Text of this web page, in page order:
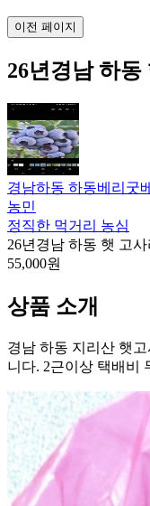
이전 페이지
26년경남 하동
경남하동 하동베리굿
농민
정직한 먹거리 농심
26년경남 하동 햇 고사
55,000원
상품 소개
경남 하동 지리산 햇
니다. 2근이상 택배비